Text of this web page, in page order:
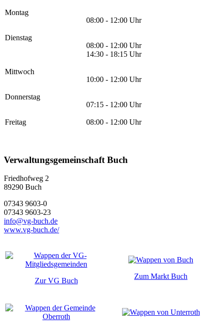
Montag
08:00 - 12:00 Uhr
Dienstag
08:00 - 12:00 Uhr
14:30 - 18:15 Uhr
Mittwoch
10:00 - 12:00 Uhr
Donnerstag
07:15 - 12:00 Uhr
Freitag 08:00 - 12:00 Uhr
Verwaltungsgemeinschaft Buch
Friedhofweg 2
89290 Buch
07343 9603-0
07343 9603-23
info@vg-buch.de
www.vg-buch.de/
Zur VG Buch
Zum Markt Buch